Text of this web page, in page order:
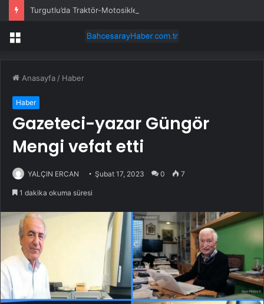
Turgutlu’da Traktör-Motosiklet Kazası
Menü
Anasayfa / Haber
Haber
Gazeteci-yazar Güngör
Mengi vefat etti
YALÇIN ERCAN Şubat 17, 2023 0 7
1 dakika okuma süresi